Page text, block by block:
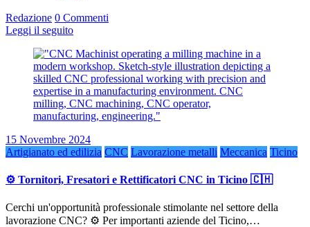
Redazione 0 Commenti
Leggi il seguito
15 Novembre 2024
Artigianato ed edilizia CNC Lavorazione metalli Meccanica Ticino
⚙️ Tornitori, Fresatori e Rettificatori CNC in Ticino 🇨🇭
Cerchi un'opportunità professionale stimolante nel settore della
lavorazione CNC? ⚙️ Per importanti aziende del Ticino,…